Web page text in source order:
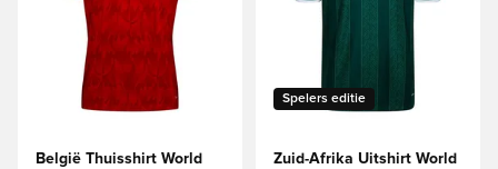
België Thuisshirt World
Spelers editie
Zuid-Afrika Uitshirt World